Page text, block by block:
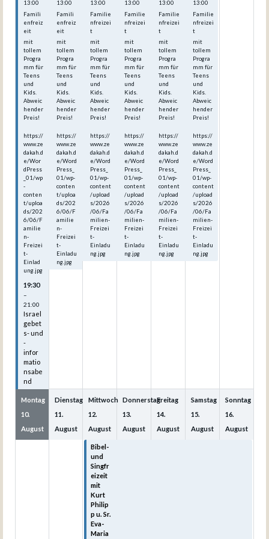
13:00
Famili
enfreiz
eit
mit
tollem
Progra
mm für
Teens
und
Kids.
Abweic
hender
Preis!
https://
www.ze
dakah.d
e/Wor
dPress
_01/wp
-
conten
t/uploa
ds/202
6/06/F
amilie
n-
Freizei
t-
Einlad
ung.jpg
19:30
–
21:00
Israel
gebet
s- und
-
infor
matio
nsabe
nd
13:00
Famili
enfreiz
eit
mit
tollem
Progra
mm für
Teens
und
Kids.
Abweic
hender
Preis!
https://
www.ze
dakah.d
e/Word
Press_
01/wp-
conten
t/uploa
ds/202
6/06/F
amilie
n-
Freizei
t-
Einladu
ng.jpg
13:00
Familie
nfreizei
t
mit
tollem
Progra
mm für
Teens
und
Kids.
Abweic
hender
Preis!
https://
www.ze
dakah.d
e/Word
Press_
01/wp-
content
/upload
s/2026
/06/Fa
milien-
Freizei
t-
Einladu
ng.jpg
13:00
Familie
nfreizei
t
mit
tollem
Progra
mm für
Teens
und
Kids.
Abweic
hender
Preis!
https://
www.ze
dakah.d
e/Word
Press_
01/wp-
content
/upload
s/2026
/06/Fa
milien-
Freizei
t-
Einladu
ng.jpg
13:00
Familie
nfreizei
t
mit
tollem
Progra
mm für
Teens
und
Kids.
Abweic
hender
Preis!
https://
www.ze
dakah.d
e/Word
Press_
01/wp-
content
/upload
s/2026
/06/Fa
milien-
Freizei
t-
Einladu
ng.jpg
13:00
Familie
nfreizei
t
mit
tollem
Progra
mm für
Teens
und
Kids.
Abweic
hender
Preis!
https://
www.ze
dakah.d
e/Word
Press_
01/wp-
content
/upload
s/2026
/06/Fa
milien-
Freizei
t-
Einladu
ng.jpg
Montag
10.
August
Dienstag
11.
August
Mittwoch
12.
August
Bibel-
und
Singfr
eizeit
mit
Kurt
Philip
p u. Sr.
Eva-
Maria
Donnerstag
13.
August
Freitag
14.
August
Samstag
15.
August
Sonntag
16.
August